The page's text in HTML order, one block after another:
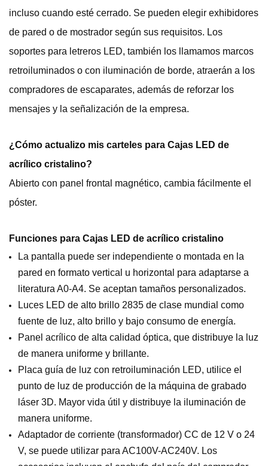
incluso cuando esté cerrado. Se pueden elegir exhibidores
de pared o de mostrador según sus requisitos. Los
soportes para letreros LED, también los llamamos marcos
retroiluminados o con iluminación de borde, atraerán a los
compradores de escaparates, además de reforzar los
mensajes y la señalización de la empresa.
¿Cómo actualizo mis carteles para Cajas LED de
acrílico cristalino?
Abierto con panel frontal magnético, cambia fácilmente el
póster.
Funciones para Cajas LED de acrílico cristalino
La pantalla puede ser independiente o montada en la
pared en formato vertical u horizontal para adaptarse a
literatura A0-A4. Se aceptan tamaños personalizados.
Luces LED de alto brillo 2835 de clase mundial como
fuente de luz, alto brillo y bajo consumo de energía.
Panel acrílico de alta calidad óptica, que distribuye la luz
de manera uniforme y brillante.
Placa guía de luz con retroiluminación LED, utilice el
punto de luz de producción de la máquina de grabado
láser 3D. Mayor vida útil y distribuye la iluminación de
manera uniforme.
Adaptador de corriente (transformador) CC de 12 V o 24
V, se puede utilizar para AC100V-AC240V. Los